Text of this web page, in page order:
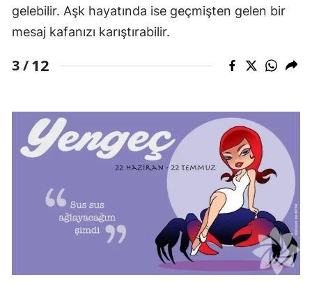
gelebilir. Aşk hayatında ise geçmişten gelen bir
mesaj kafanızı karıştırabilir.
3 /12